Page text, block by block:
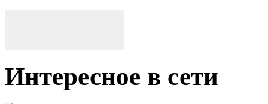
Интересное в сети